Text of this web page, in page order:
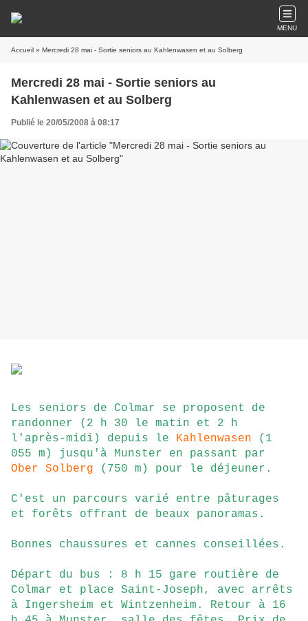
MENU
Accueil » Mercredi 28 mai - Sortie seniors au Kahlenwasen et au Solberg
Mercredi 28 mai - Sortie seniors au
Kahlenwasen et au Solberg
Publié le 20/05/2008 à 08:17
Les seniors de Colmar se proposent de
randonner (2 h 30 le matin et 2 h
l'après-midi) depuis le Kahlenwasen (1
055 m) jusqu'à Munster en passant par
Ober Solberg (750 m) pour le déjeuner.
C'est un parcours varié entre pâturages
et forêts offrant de beaux panoramas.
Bonnes chaussures et cannes conseillées.
Départ du bus : 8 h 15 gare routière de
Colmar et place Saint-Joseph, avec arrêts
à Ingersheim et Wintzenheim. Retour à 16